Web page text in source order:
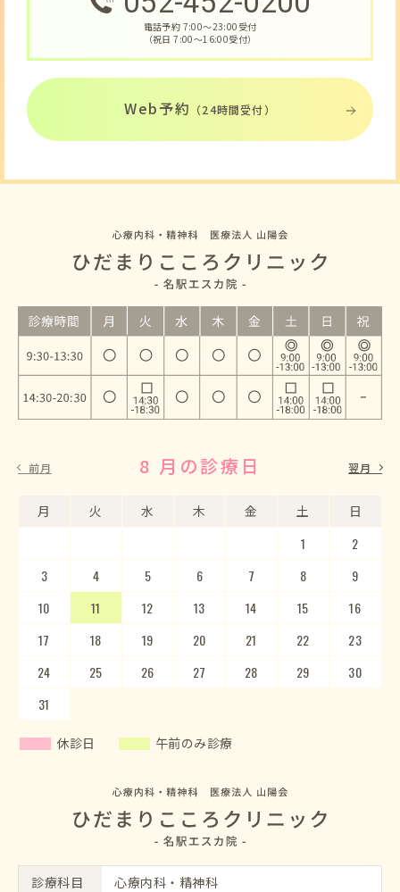
電話予約 7:00〜23:00受付
（祝日 7:00〜16:00受付）
Web予約 （24時間受付）
前月 8 月の診療日
月 火 水 木 金 土 日
1
2
3
4 5 6 7 8
9
10
11 12 13 14 15
16
17
18 19 20 21 22
23
24
25 26 27 28 29
30
31
9 月の診療日
月 火 水 木 金 土 日
5
6
7
8 9 10 11 12
13
14
15 16 17 18 19
20
21
22 23 24 25 26
27
28
29 30
翌月
休診日 午前のみ診療
診療科目
心療内科・精神科